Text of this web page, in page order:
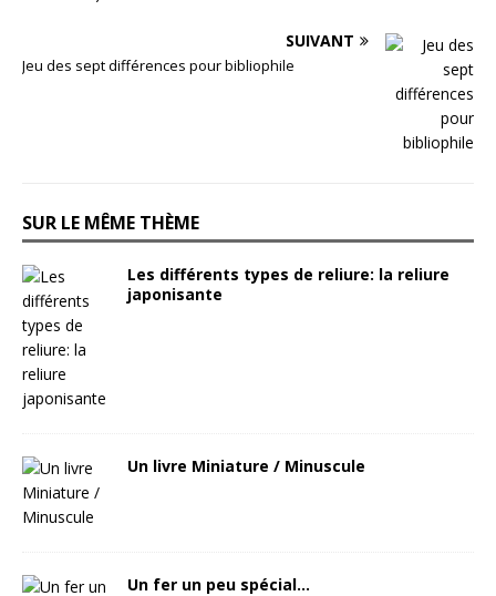
SUIVANT
Jeu des sept différences pour bibliophile
SUR LE MÊME THÈME
Les différents types de reliure: la reliure
japonisante
Un livre Miniature / Minuscule
Un fer un peu spécial…